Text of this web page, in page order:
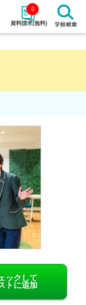
資料請求(無料)
0
北
越
ックして
トに追加